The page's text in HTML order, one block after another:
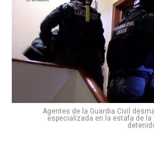
Agentes de la Guardia Civil
especializada en la estafa de